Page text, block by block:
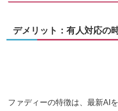
デメリット：有人対応の
ファディーの特徴は、最新AI